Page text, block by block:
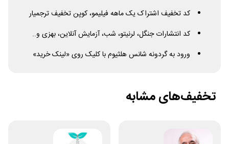
کد تخفیف اشتراک یک ماهه فیلیمو، کوپن تخفیف ترجمیار
کد انتشارات جنگل، لرنیتو، شب، آزمایش آنلاین، بهزی و..
ورود به گردونه شانس هلثیوم با کلیک روی «لینک خرید»
تخفیف‌های مشابه